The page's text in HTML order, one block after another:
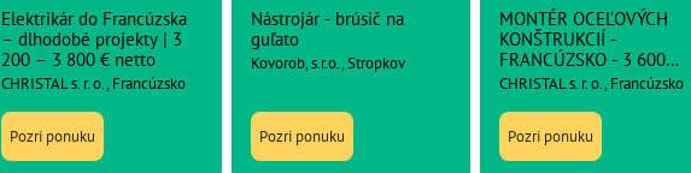
Elektrikár do Francúzska
– dlhodobé projekty | 3
200 – 3 800 € netto
CHRISTAL s. r. o., Francúzsko
Pozri ponuku
Nástrojár - brúsič na
guľato
Kovorob, s.r.o., Stropkov
Pozri ponuku
MONTÉR OCEĽOVÝCH
KONŠTRUKCIÍ -
FRANCÚZSKO - 3 600
netto
CHRISTAL s. r. o., Francúzsko
Pozri ponuku